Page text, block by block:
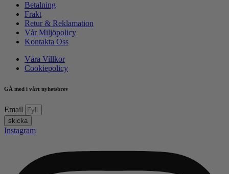
Betalning
Frakt
Retur & Reklamation
Vår Miljöpolicy
Kontakta Oss
Våra Villkor
Cookiepolicy
GÅ med i vårt nyhetsbrev
Email
skicka
Instagram